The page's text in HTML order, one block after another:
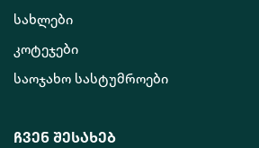
სახლები
კოტეჯები
საოჯახო სასტუმროები
ჩვენ შესახებ